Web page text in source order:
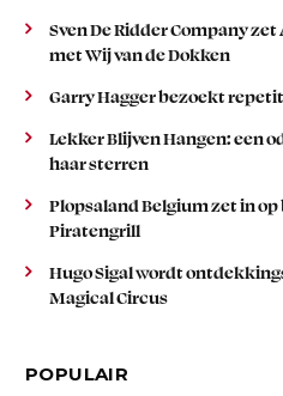
Sven De Ridder Company
met Wij van de Dokken
Garry Hagger bezoekt
Lekker Blijven Hangen: een
haar sterren
Plopsaland Belgium zet in
Piratengrill
Hugo Sigal wordt
Magical Circus
POPULAIR